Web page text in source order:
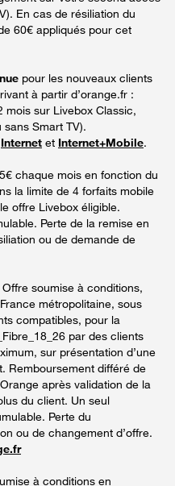
En cas de résiliation du
60€ appliqués pour cet
pour les nouveaux clients
à partir d’orange.fr :
mois sur Livebox Classic,
Smart TV).
Internet et Internet+Mobile.
chaque mois en fonction du
la limite de 4 forfaits mobile
offre Livebox éligible.
Perte de la remise en
ou de demande de
Offre soumise à conditions,
métropolitaine, sous
compatibles, pour la
par des clients
sur présentation d’une
Remboursement différé de
après validation de la
du client. Un seul
Perte du
ou de changement d’offre.
à conditions en